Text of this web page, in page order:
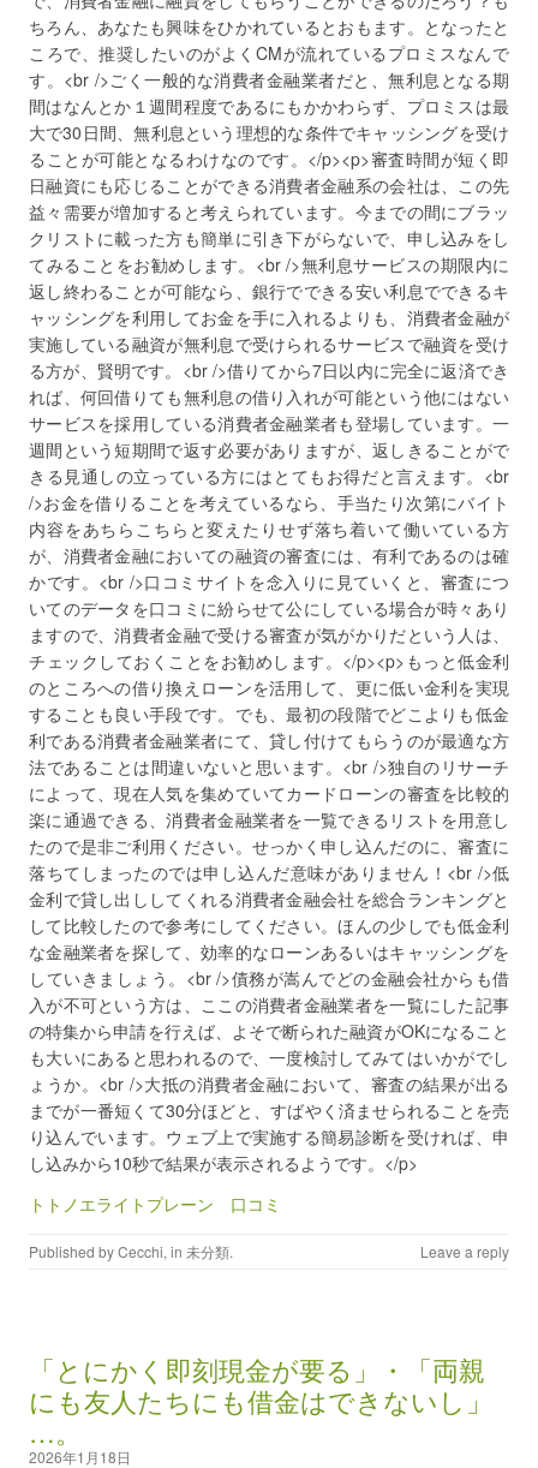
ちろん、あなたも興味をひかれているとおもます。となったと
ころで、推奨したいのがよくCMが流れているプロミスなんで
す。<br />ごく一般的な消費者金融業者だと、無利息となる期
間はなんとか１週間程度であるにもかかわらず、プロミスは最
大で30日間、無利息という理想的な条件でキャッシングを受け
ることが可能となるわけなのです。</p><p>審査時間が短く即
日融資にも応じることができる消費者金融系の会社は、この先
益々需要が増加すると考えられています。今までの間にブラッ
クリストに載った方も簡単に引き下がらないで、申し込みをし
てみることをお勧めします。<br />無利息サービスの期限内に
返し終わることが可能なら、銀行でできる安い利息でできるキ
ャッシングを利用してお金を手に入れるよりも、消費者金融が
実施している融資が無利息で受けられるサービスで融資を受け
る方が、賢明です。<br />借りてから7日以内に完全に返済でき
れば、何回借りても無利息の借り入れが可能という他にはない
サービスを採用している消費者金融業者も登場しています。一
週間という短期間で返す必要がありますが、返しきることがで
きる見通しの立っている方にはとてもお得だと言えます。<br
/>お金を借りることを考えているなら、手当たり次第にバイト
内容をあちらこちらと変えたりせず落ち着いて働いている方
が、消費者金融においての融資の審査には、有利であるのは確
かです。<br />口コミサイトを念入りに見ていくと、審査につ
いてのデータを口コミに紛らせて公にしている場合が時々あり
ますので、消費者金融で受ける審査が気がかりだという人は、
チェックしておくことをお勧めします。</p><p>もっと低金利
のところへの借り換えローンを活用して、更に低い金利を実現
することも良い手段です。でも、最初の段階でどこよりも低金
利である消費者金融業者にて、貸し付けてもらうのが最適な方
法であることは間違いないと思います。<br />独自のリサーチ
によって、現在人気を集めていてカードローンの審査を比較的
楽に通過できる、消費者金融業者を一覧できるリストを用意し
たので是非ご利用ください。せっかく申し込んだのに、審査に
落ちてしまったのでは申し込んだ意味がありません！<br />低
金利で貸し出ししてくれる消費者金融会社を総合ランキングと
して比較したので参考にしてください。ほんの少しでも低金利
な金融業者を探して、効率的なローンあるいはキャッシングを
していきましょう。<br />債務が嵩んでどの金融会社からも借
入が不可という方は、ここの消費者金融業者を一覧にした記事
の特集から申請を行えば、よそで断られた融資がOKになること
も大いにあると思われるので、一度検討してみてはいかがでし
ょうか。<br />大抵の消費者金融において、審査の結果が出る
までが一番短くて30分ほどと、すばやく済ませられることを売
り込んでいます。ウェブ上で実施する簡易診断を受ければ、申
し込みから10秒で結果が表示されるようです。</p>
トトノエライトプレーン 口コミ
Published byCecchi, in 未分類. Leave a reply
「とにかく即刻現金が要る」・「両親
にも友人たちにも借金はできないし」
…。
2026年1月18日